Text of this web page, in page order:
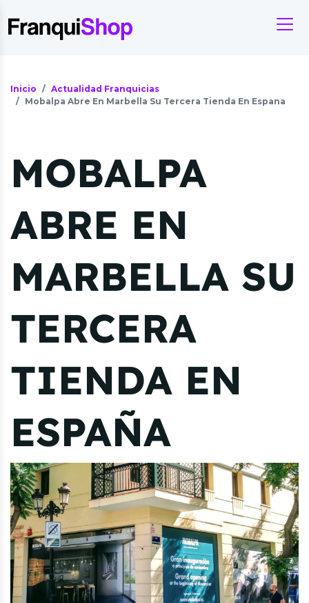
Inicio
Actualidad Franquicias
Mobalpa Abre En Marbella Su Tercera Tienda En Espana
MOBALPA
ABRE EN
MARBELLA SU
TERCERA
TIENDA EN
ESPAÑA